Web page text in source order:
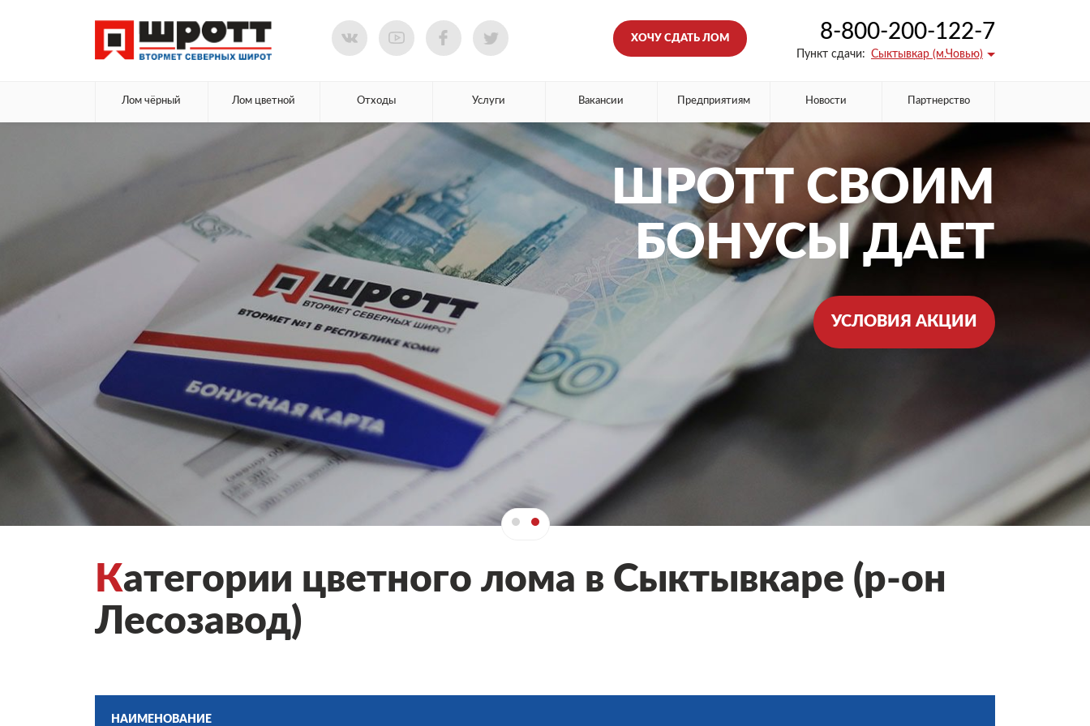
ХОЧУ СДАТЬ ЛОМ 8-800-200-122-7
Пункт сдачи: Сыктывкар (м.Човью)
Лом чёрный Лом цветной Отходы Услуги Вакансии Предприятиям Новости Партнерство
ШРОТТ СВОИМ
БОНУСЫ ДАЕТ
УСЛОВИЯ АКЦИИ
Категории цветного лома в Сыктывкаре (р-он
Лесозавод)
НАИМЕНОВАНИЕ